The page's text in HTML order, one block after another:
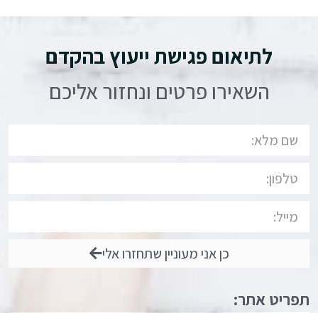
לתיאום פגישת ייעוץ בהקדם
השאירו פרטים ונחזור אליכם
כן אני מעוניין שתחזרו אלי
תפריט אתר: